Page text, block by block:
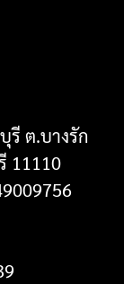
ต.บางรัก
11110